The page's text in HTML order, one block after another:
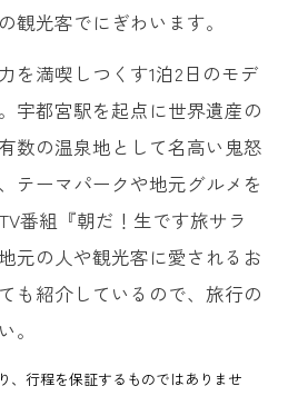
観光客でにぎわいます。
を満喫しつくす1泊2日のモデ
宇都宮駅を起点に世界遺産の
数の温泉地として名高い鬼怒
テーマパークや地元グルメを
番組『朝だ！生です旅サラ
元の人や観光客に愛されるお
も紹介しているので、旅行の
。
、行程を保証するものではありませ